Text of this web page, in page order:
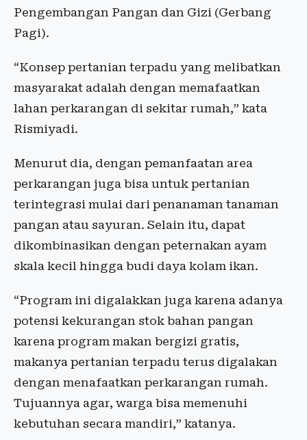
Pengembangan Pangan dan Gizi (Gerbang
Pagi).
“Konsep pertanian terpadu yang melibatkan
masyarakat adalah dengan memafaatkan
lahan perkarangan di sekitar rumah,” kata
Rismiyadi.
Menurut dia, dengan pemanfaatan area
perkarangan juga bisa untuk pertanian
terintegrasi mulai dari penanaman tanaman
pangan atau sayuran. Selain itu, dapat
dikombinasikan dengan peternakan ayam
skala kecil hingga budi daya kolam ikan.
“Program ini digalakkan juga karena adanya
potensi kekurangan stok bahan pangan
karena program makan bergizi gratis,
makanya pertanian terpadu terus digalakan
dengan menafaatkan perkarangan rumah.
Tujuannya agar, warga bisa memenuhi
kebutuhan secara mandiri,” katanya.